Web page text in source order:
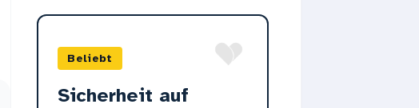
Beliebt
Sicherheit auf